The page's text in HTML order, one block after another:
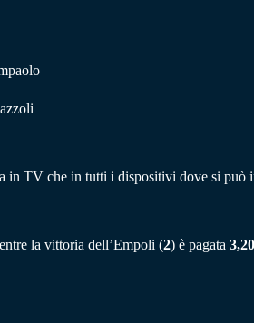
in TV che in tutti i dispositivi dove si può
la vittoria dell’Empoli (2) è pagata 3,20